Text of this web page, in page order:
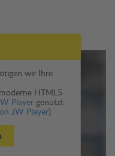
wir Ihre
HTML5
Playergenutzt
JW Player).